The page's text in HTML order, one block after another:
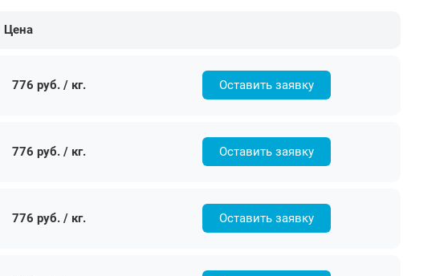
Цена
776 руб. / кг. Оставить заявку
776 руб. / кг. Оставить заявку
776 руб. / кг. Оставить заявку